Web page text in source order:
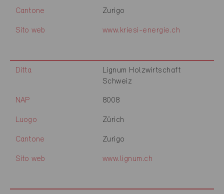
Cantone Zurigo
Sito web www.kriesi-energie.ch
Ditta
Lignum Holzwirtschaft
Schweiz
NAP 8008
Luogo Zürich
Cantone Zurigo
Sito web www.lignum.ch